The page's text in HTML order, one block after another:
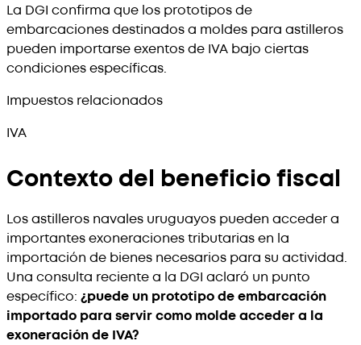
La DGI confirma que los prototipos de
embarcaciones destinados a moldes para astilleros
pueden importarse exentos de IVA bajo ciertas
condiciones específicas.
Impuestos relacionados
IVA
Contexto del beneficio fiscal
Los astilleros navales uruguayos pueden acceder a
importantes exoneraciones tributarias en la
importación de bienes necesarios para su actividad.
Una consulta reciente a la DGI aclaró un punto
específico: ¿puede un prototipo de embarcación
importado para servir como molde acceder a la
exoneración de IVA?